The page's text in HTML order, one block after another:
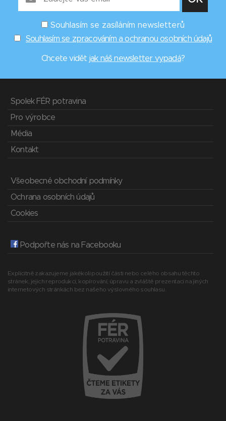
Souhlasím se zasíláním newsletterů
Souhlasím se zpracováním a ochranou osobních údajů
Chcete vidět jak náš newsletter vypadá?
Spolek FÉR potravina
Pro výrobce
Média
Kontakt
Všeobecné obchodní podmínky
Ochrana osobních údajů
Cookies
Podpořte nás na Facebooku
Explicitně zakazujeme jakékoli použití části nebo celého obsahu těchto
stránek, jejich reprodukci, kopírování, úpravu a zvláště prezentaci na jiných
internetových stránkách bez našeho výslovného souhlasu.